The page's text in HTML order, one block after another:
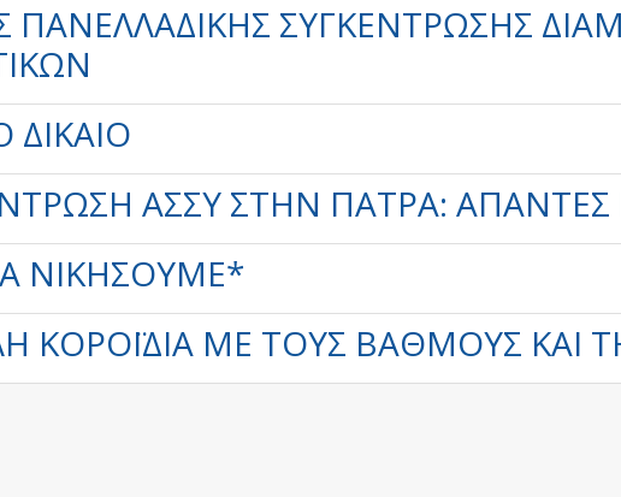
ΣΥΓΚΈΝΤΡΩΣΗΣ
ΑΣΣΥ ΣΤΗΝ ΠΆΤΡΑ:
ΝΙΚΉΣΟΥΜΕ*
ΚΟΡΟΪΔΊΑ ΜΕ ΤΟΥΣ ΒΑΘΜΟΎΣ ΚΑΙ